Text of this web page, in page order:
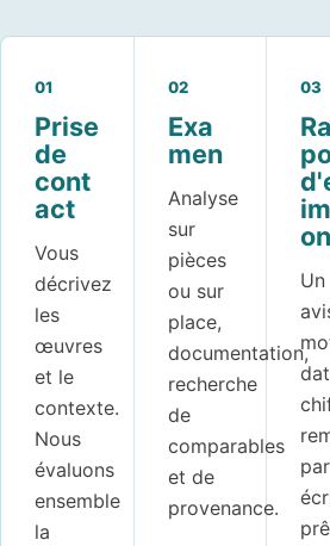
01
Prise
de
cont
act
Vous
décrivez
les
œuvres
et le
contexte.
Nous
évaluons
ensemble
la
02
Exa
men
Analyse
sur
pièces
ou sur
place,
documentation,
recherche
de
comparables
et de
provenance.
03
on
Un
par